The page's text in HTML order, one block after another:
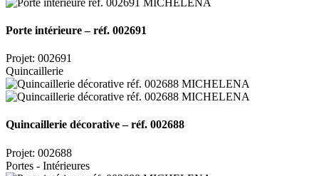
Porte intérieure – réf. 002691
Projet: 002691
Quincaillerie
Quincaillerie décorative – réf. 002688
Projet: 002688
Portes - Intérieures